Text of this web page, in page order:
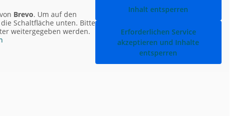
Brevo. Um auf den
Schaltfläche unten. Bitte
weitergegeben werden.
Inhalt entsperren
Erforderlichen Service
akzeptieren und Inhalte
entsperren